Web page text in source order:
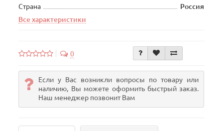
Страна
Россия
Все характеристики
0
Если у Вас возникли вопросы по товару или
наличию, Вы можете оформить быстрый заказ.
Наш менеджер позвонит Вам